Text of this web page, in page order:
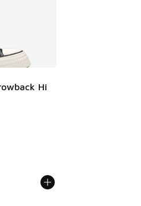
Hi